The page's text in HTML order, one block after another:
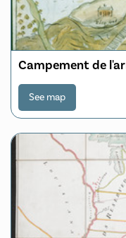
Campement de
See map